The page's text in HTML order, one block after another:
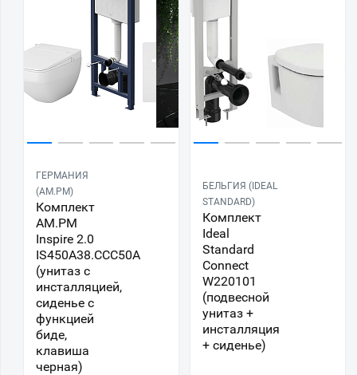
ГЕРМАНИЯ
(AM.PM)
Комплект
AM.PM
Inspire 2.0
IS450A38.CCC50A
(унитаз с
инсталляцией,
сиденье с
функцией
биде,
клавиша
черная)
БЕЛЬГИЯ (IDEAL
STANDARD)
Комплект
Ideal
Standard
Connect
W220101
(подвесной
унитаз +
инсталляция
+ сиденье)